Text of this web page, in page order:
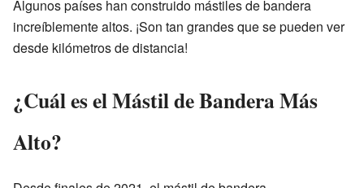
Algunos países han construido mástiles de bandera
increíblemente altos. ¡Son tan grandes que se pueden ver
desde kilómetros de distancia!
¿Cuál es el Mástil de Bandera Más
Alto?